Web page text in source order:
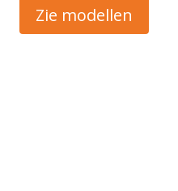
Zie modellen